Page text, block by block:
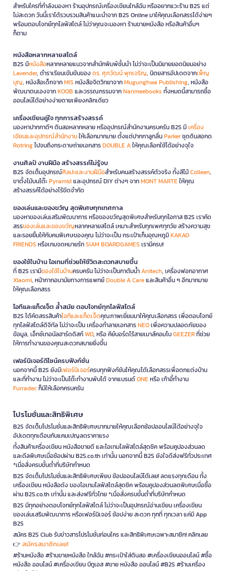
สำหรับใครที่กำลังมองหา ร้านอุปกรณ์เครื่องเขียนใกล้ฉัน หรืออยากแวะร้าน B2S แต่
ไม่สะดวก วันนี้เราได้รวบรวมสินค้าแนะนำจาก B2S Online มาให้คุณเลือกสรรได้ง่ายๆ
พร้อมตอบโจทย์ทุกไลฟ์สไตล์ ไม่ว่าคุณจะมองหา ร้านขายหนังสือ หรือสินค้าอื่นๆ
ก็ตาม
หนังสือหลากหลายสไตล์
B2S มีหนังสือหลากหลายแนวจากสำนักพิมพ์ชั้นนำ ไม่ว่าจะเป็นนิยายยอดนิยมอย่าง
Lavender, ตำราเรียนเข้มข้นของดร. ศุภวัฒน์ พุกเจริญ, นิตยสารอัปเดตจากเพ็ญ
บุญ, หนังสือเด็กจากMIS หนังสือจิตวิทยาจากMugunghwa Publishing, หนังสือ
พัฒนาตนเองจากKOOB และวรรณกรรมจากNanmeebooks ทั้งหมดนี้สามารถซื้อ
ออนไลน์ได้อย่างง่ายดายเพียงคลิกเดียว
เครื่องเขียนคู่ใจ ทุกการสร้างสรรค์
มองหาปากกาดีๆ ดินสอหลากหลาย หรืออุปกรณ์สำนักงานครบครัน B2S มีเครื่อง
เขียนและอุปกรณ์สำนักงานให้เลือกมากมาย ตั้งแต่ปากกาลูกลื่นParkerชุดดินสอกด
Rotringไปจนถึงกระดาษถ่ายเอกสารDOUBLE Aให้คุณเลือกใช้ได้อย่างจุใจ
งานศิลป์ งานฝีมือ สร้างสรรค์ไม่รู้จบ
B2S จัดเต็มอุปกรณ์ศิลปะและงานฝีมือสำหรับคนสร้างสรรค์ตัวจริง ทั้งสีไม้Colleen,
ขาตั้งไม้บนโต๊ะPyramidและอุปกรณ์ DIY ต่างๆ จากMONT MARTEให้คุณ
สร้างสรรค์ได้อย่างไร้ขีดจำกัด
ของเล่นและของขวัญ สุดพิเศษทุกเทศกาล
มองหาของเล่นเสริมพัฒนาการ หรือของขวัญสุดพิเศษสำหรับทุกโอกาส B2S เราคัด
สรรของเล่นและของขวัญหลากหลายสไตล์ เหมาะสำหรับทุกเพศทุกวัย สร้างความสุข
และรอยยิ้มให้กับคนพิเศษของคุณ ไม่ว่าจะเป็น กระเป๋าเก็บอุณหภูมิKAKAO
FRIENDS หรือเกมจดหมายรักSIAM BOARDGAMES เรามีครบ!
ของใช้ในบ้าน ไอเทมที่ช่วยให้ชีวิตสะดวกสบายขึ้น
ที่ B2S เรามีของใช้ในบ้านครบครัน ไม่ว่าจะเป็นกาต้มน้ำAnitech, เครื่องฟอกอากาศ
Xiaomi, หน้ากากอนามัยทางการแพทย์Double A Careและสินค้าอื่น ๆ อีกมากมาย
ให้คุณเลือกสรร
ไอทีและแก็ดเจ็ต ล้ำสมัย ตอบโจทย์ทุกไลฟ์สไตล์
B2S ได้คัดสรรสินค้าไอทีและแก็ดเจ็ตคุณภาพเยี่ยมมาให้คุณเลือกสรร เพื่อตอบโจทย์
ทุกไลฟ์สไตล์ดิจิทัล ไม่ว่าจะเป็น เครื่องทำลายเอกสารNEOเพื่อความปลอดภัยของ
ข้อมูล, เอ็กซ์เทอนัลฮาร์ดดิสก์WD, หรือ คีย์บอร์ดไร้สายเมาส์คอมโบGEEZERที่ช่วย
ให้การทำงานของคุณสะดวกสบายยิ่งขึ้น
เฟอร์นิเจอร์ดีไซน์ครบฟังก์ชั่น
นอกจากนี้ B2S ยังมีเฟอร์นิเจอร์ครบทุกฟังก์ชันให้คุณได้เลือกสรรเพื่อตกแต่งบ้าน
และที่ทำงาน ไม่ว่าจะเป็นโต๊ะทำงานพับได้ จากแบรนด์ONEหรือ เก้าอี้ทำงาน
Furradecก็มีให้เลือกครบครัน
โปรโมชั่นและสิทธิพิเศษ
B2S จัดเต็มโปรโมชั่นและสิทธิพิเศษมากมายให้คุณเลือกช้อปออนไลน์ได้อย่างจุใจ
อัปเดตทุกเดือนกับแคมเปญลดราคาแรง
ทั้งสินค้าเครื่องเขียน หนังสือขายดี และไอเทมไลฟ์สไตล์สุดชิค พร้อมคูปองส่วนลด
และดีลพิเศษเมื่อช้อปผ่าน B2S.co.th เท่านั้น นอกจากนี้ B2S ยังใจดีส่งฟรีทั่วประเทศ
*เมื่อสั่งครบขั้นต่ำที่บริษัทกำหนด
B2S จัดเต็มโปรโมชั่นและสิทธิพิเศษเพียบ ช้อปออนไลน์ได้เลย! ลดแรงทุกเดือน ทั้ง
เครื่องเขียน หนังสือดัง ของไอเทมไลฟ์สไตล์สุดชิค พร้อมคูปองส่วนลดพิเศษเมื่อซื้อ
ผ่าน B2S.co.th เท่านั้น และส่งฟรีทั่วไทย *เมื่อสั่งครบขั้นต่ำที่บริษัทกำหนด
B2S มีทุกอย่างตอบโจทย์ทุกไลฟ์สไตล์ ไม่ว่าจะเป็นอุปกรณ์อ่านเขียน เครื่องเขียน
ของเล่นเสริมพัฒนาการ หรือเฟอร์นิเจอร์ ช้อปง่าย สะดวก ทุกที่ ทุกเวลา แค่มี App
B2S
สมัคร B2S Club รับข่าวสารโปรโมชั่นก่อนใคร และสิทธิพิเศษเฉพาะสมาชิก! คลิกเลย
👉 สมัครสมาชิกเลย!
#ร้านหนังสือ #ร้านขายหนังสือ ใกล้ฉัน #กระเป๋าใส่ดินสอ #เครื่องเขียนออนไลน์ #ซื้อ
หนังสือ ออนไลน์ #เครื่องเขียน บีทูเอส #ขาย หนังสือ ออนไลน์ #B2S #ร้านเครื่อง